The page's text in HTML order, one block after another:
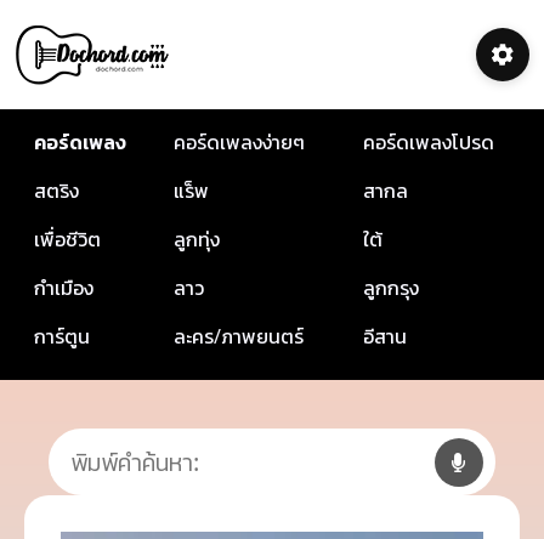
คอร์ดเพลง คอร์ดเพลงง่ายๆ
คอร์ดเพลงโปรด
สตริง
แร็พ
สากล
เพื่อชีวิต
ลูกทุ่ง
ใต้
กำเมือง
ลาว
ลูกกรุง
การ์ตูน
ละคร/ภาพยนตร์ อีสาน